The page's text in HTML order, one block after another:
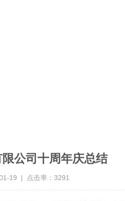
公司十周年庆总结
19 | 点击率：3291